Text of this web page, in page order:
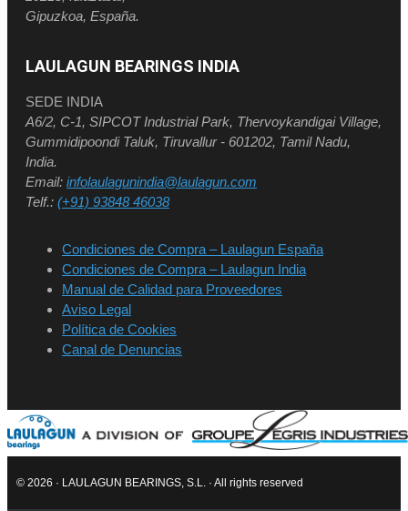
Gipuzkoa, España.
LAULAGUN BEARINGS INDIA
SEDE INDIA
A6/2, C-1, SIPCOT Industrial Park, Thervoykandigai Village,
Gummidipoondi Taluk, Tiruvallur - 601202, Tamil Nadu,
India.
Email: infolaulagunindia@laulagun.com
Telf.: (+91) 93848 46038
Condiciones de Compra – Laulagun España
Condiciones de Compra – Laulagun India
Manual de Calidad para Proveedores
Aviso Legal
Política de Cookies
Canal de Denuncias
© 2026 · LAULAGUN BEARINGS, S.L. · All rights reserved